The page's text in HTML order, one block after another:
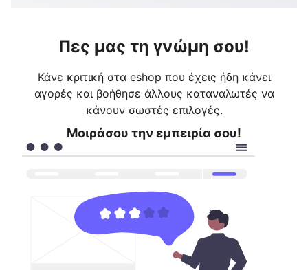
Πες μας τη γνώμη σου!
Κάνε κριτική στα eshop που έχεις ήδη κάνει
αγορές και βοήθησε άλλους καταναλωτές να
κάνουν σωστές επιλογές.
Μοιράσου την εμπειρία σου!